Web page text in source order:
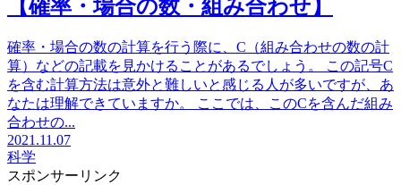
【確率・場合の数・組み合わせ】
確率・場合の数の計算を行う際に、C（組み合わせの数の計
算）などの記載を見かけることがあるでしょう。 この記号C
を含む計算方法は意外と難しいと感じる人が多いですが、あ
なたは理解できていますか。 ここでは、このCを含んだ組み
合わせの...
2021.11.07
科学
スポンサーリンク